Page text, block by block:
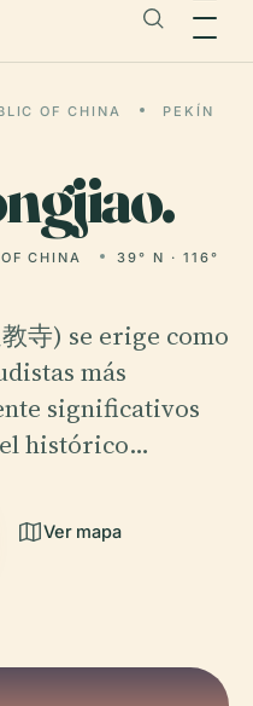
OF CHINA
PEKÍN
CHINA
39° N · 116°
寺) se erige como
más
significativos
histórico…
Ver mapa